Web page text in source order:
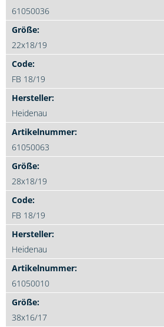
61050036
22x18/19
FB 18/19
Heidenau
61050063
28x18/19
FB 18/19
Heidenau
61050010
38x16/17